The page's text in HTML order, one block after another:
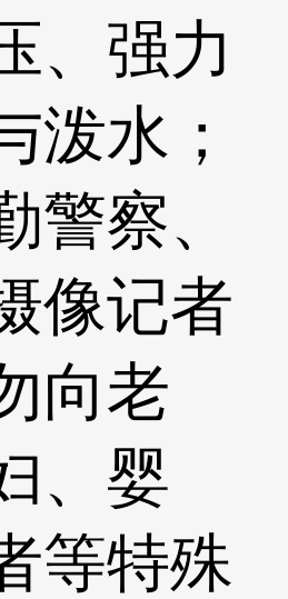
、强力
泼水；
警察、
像记者
向老
、婴
等特殊